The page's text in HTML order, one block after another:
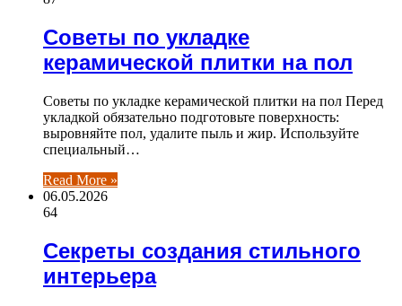
Советы по укладке
керамической плитки на пол
Советы по укладке керамической плитки на пол Перед
укладкой обязательно подготовьте поверхность:
выровняйте пол, удалите пыль и жир. Используйте
специальный…
Read More »
06.05.2026
64
Секреты создания стильного
интерьера